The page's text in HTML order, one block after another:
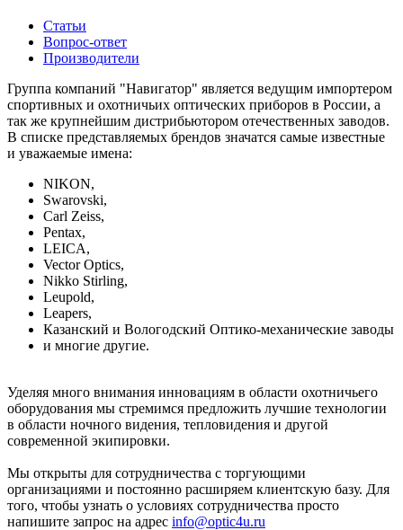
Статьи
Вопрос-ответ
Производители
Группа компаний "Навигатор" является ведущим импортером
спортивных и охотничьих оптических приборов в России, а
так же крупнейшим дистрибьютором отечественных заводов.
В списке представляемых брендов значатся самые известные
и уважаемые имена:
NIKON,
Swarovski,
Carl Zeiss,
Pentax,
LEICA,
Vector Optics,
Nikko Stirling,
Leupold,
Leapers,
Казанский и Вологодский Оптико-механические заводы
и многие другие.
Уделяя много внимания инновациям в области охотничьего
оборудования мы стремимся предложить лучшие технологии
в области ночного видения, тепловидения и другой
современной экипировки.
Мы открыты для сотрудничества с торгующими
организациями и постоянно расширяем клиентскую базу. Для
того, чтобы узнать о условиях сотрудничества просто
напишите запрос на адрес info@optic4u.ru